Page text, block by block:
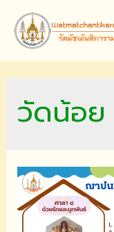
content
วัดน้อย